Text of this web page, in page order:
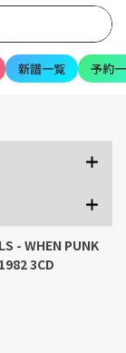
新譜一覧 予約
- WHEN PUNK
3CD